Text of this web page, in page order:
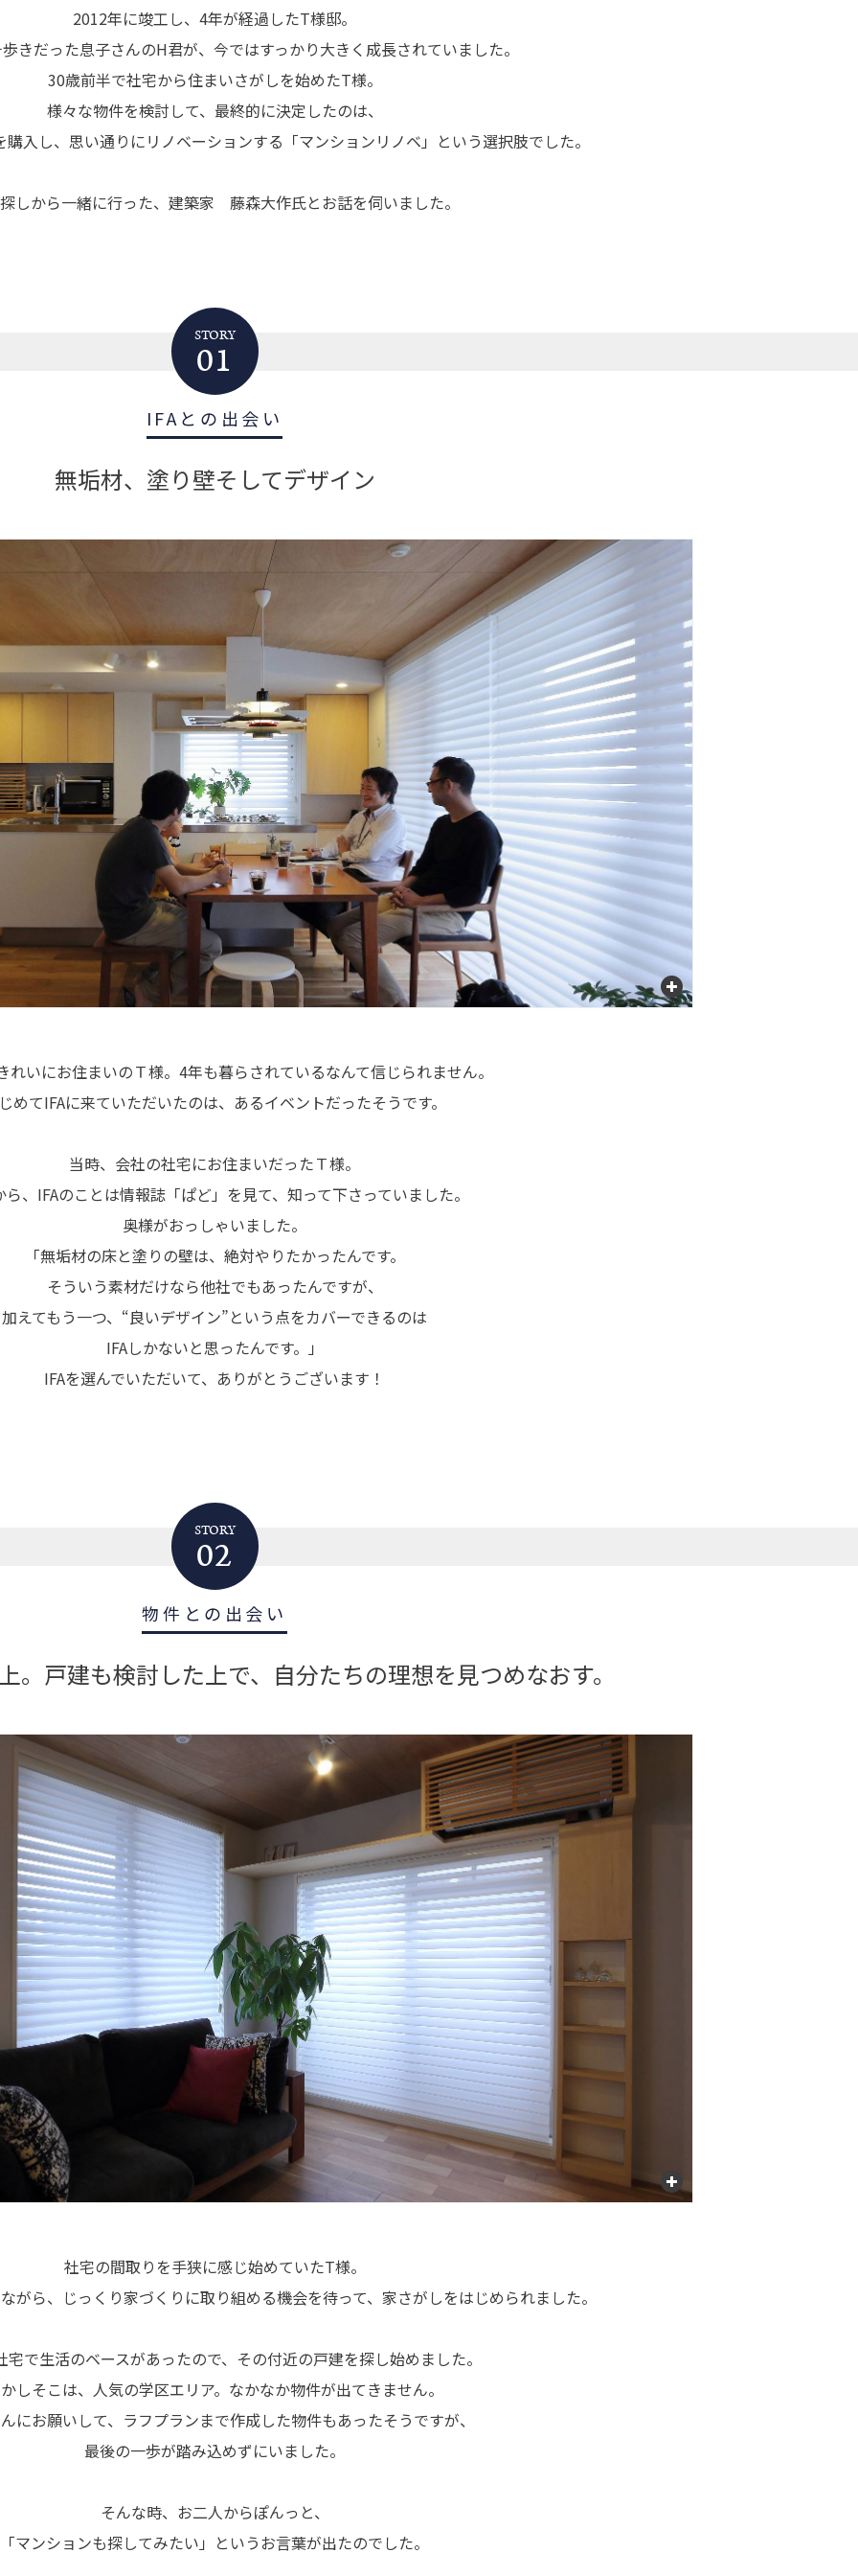
2012年に竣工し、4年が経過したT様邸。
きだった息子さんのH君が、今ではすっかり大きく成長されていました。
30歳前半で社宅から住まいさがしを始めたT様。
様々な物件を検討して、最終的に決定したのは、
入し、思い通りにリノベーションする「マンションリノベ」という選択肢でした。
しから一緒に行った、建築家 藤森大作氏とお話を伺いました。
STORY
01
IFAとの出会い
無垢材、塗り壁そしてデザイン
れいにお住まいのＴ様。4年も暮らされているなんて信じられません。
めてIFAに来ていただいたのは、あるイベントだったそうです。
当時、会社の社宅にお住まいだったＴ様。
ら、IFAのことは情報誌「ぱど」を見て、知って下さっていました。
奥様がおっしゃいました。
「無垢材の床と塗りの壁は、絶対やりたかったんです。
そういう素材だけなら他社でもあったんですが、
加えてもう一つ、“良いデザイン”という点をカバーできるのは
IFAしかないと思ったんです。」
IFAを選んでいただいて、ありがとうございます！
STORY
02
物件との出会い
。戸建も検討した上で、自分たちの理想を見つめなおす。
社宅の間取りを手狭に感じ始めていたT様。
がら、じっくり家づくりに取り組める機会を待って、家さがしをはじめられました。
宅で生活のベースがあったので、その付近の戸建を探し始めました。
かしそこは、人気の学区エリア。なかなか物件が出てきません。
にお願いして、ラフプランまで作成した物件もあったそうですが、
最後の一歩が踏み込めずにいました。
そんな時、お二人からぽんっと、
「マンションも探してみたい」というお言葉が出たのでした。